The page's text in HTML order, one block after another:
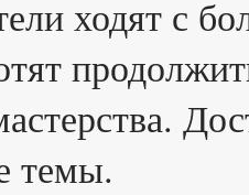
ходят с
темы.